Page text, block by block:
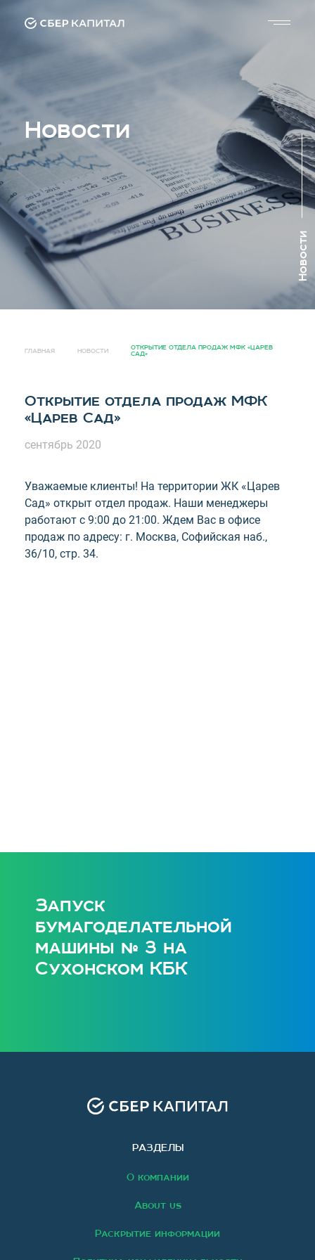
Новости
Новости
ГЛАВНАЯ НОВОСТИ
ОТКРЫТИЕ ОТДЕЛА ПРОДАЖ МФК «ЦАРЕВ
САД»
Открытие отдела продаж МФК
«Царев Сад»
сентябрь 2020
Уважаемые клиенты! На территории ЖК «Царев
Сад» открыт отдел продаж. Наши менеджеры
работают с 9:00 до 21:00. Ждем Вас в офисе
продаж по адресу: г. Москва, Софийская наб.,
36/10, стр. 34.
Запуск
бумагоделательной
машины № 3 на
Сухонском КБК
РАЗДЕЛЫ
О компании
About us
Раскрытие информации